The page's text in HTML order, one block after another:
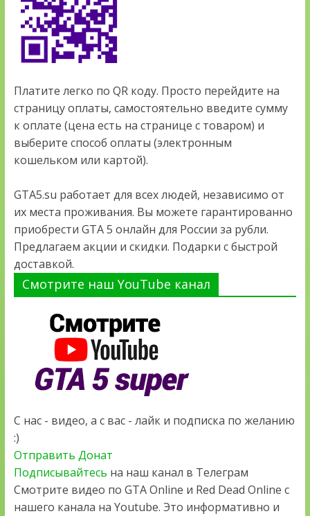
Платите легко по QR коду. Просто перейдите на
страницу оплаты, самостоятельно введите сумму
к оплате (цена есть на странице с товаром) и
выберите способ оплаты (электронным
кошельком или картой).
GTA5.su работает для всех людей, независимо от
их места проживания. Вы можете гарантированно
приобрести GTA 5 онлайн для России за рубли.
Предлагаем акции и скидки. Подарки с быстрой
доставкой.
Смотрите наш YouTube канал
С нас - видео, а с вас - лайк и подписка по желанию
:)
Отправить Донат
Подписывайтесь на наш канал в Телеграм
Смотрите видео по GTA Online и Red Dead Online с
нашего канала на Youtube. Это информативно и